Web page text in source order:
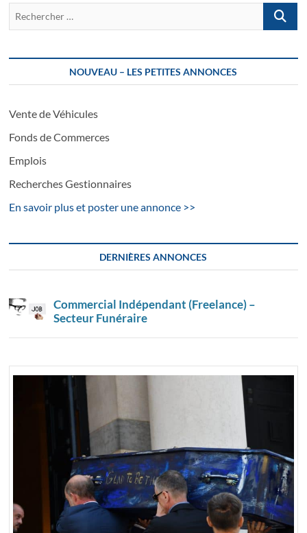
NOUVEAU – LES PETITES ANNONCES
Vente de Véhicules
Fonds de Commerces
Emplois
Recherches Gestionnaires
En savoir plus et poster une annonce >>
DERNIÈRES ANNONCES
Commercial Indépendant (Freelance) –
Secteur Funéraire